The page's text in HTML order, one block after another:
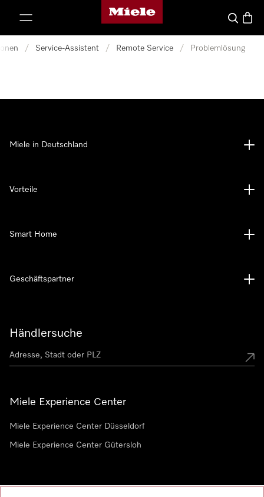
Miele-Homepage
Suche
/ Service-Assistent / Remote Service / Problemlösung
Händlersuche
Miele Experience Center
Miele Experience Center Düsseldorf
Miele Experience Center Gütersloh
Miele in Deutschland
Vorteile
Smart Home
Geschäftspartner